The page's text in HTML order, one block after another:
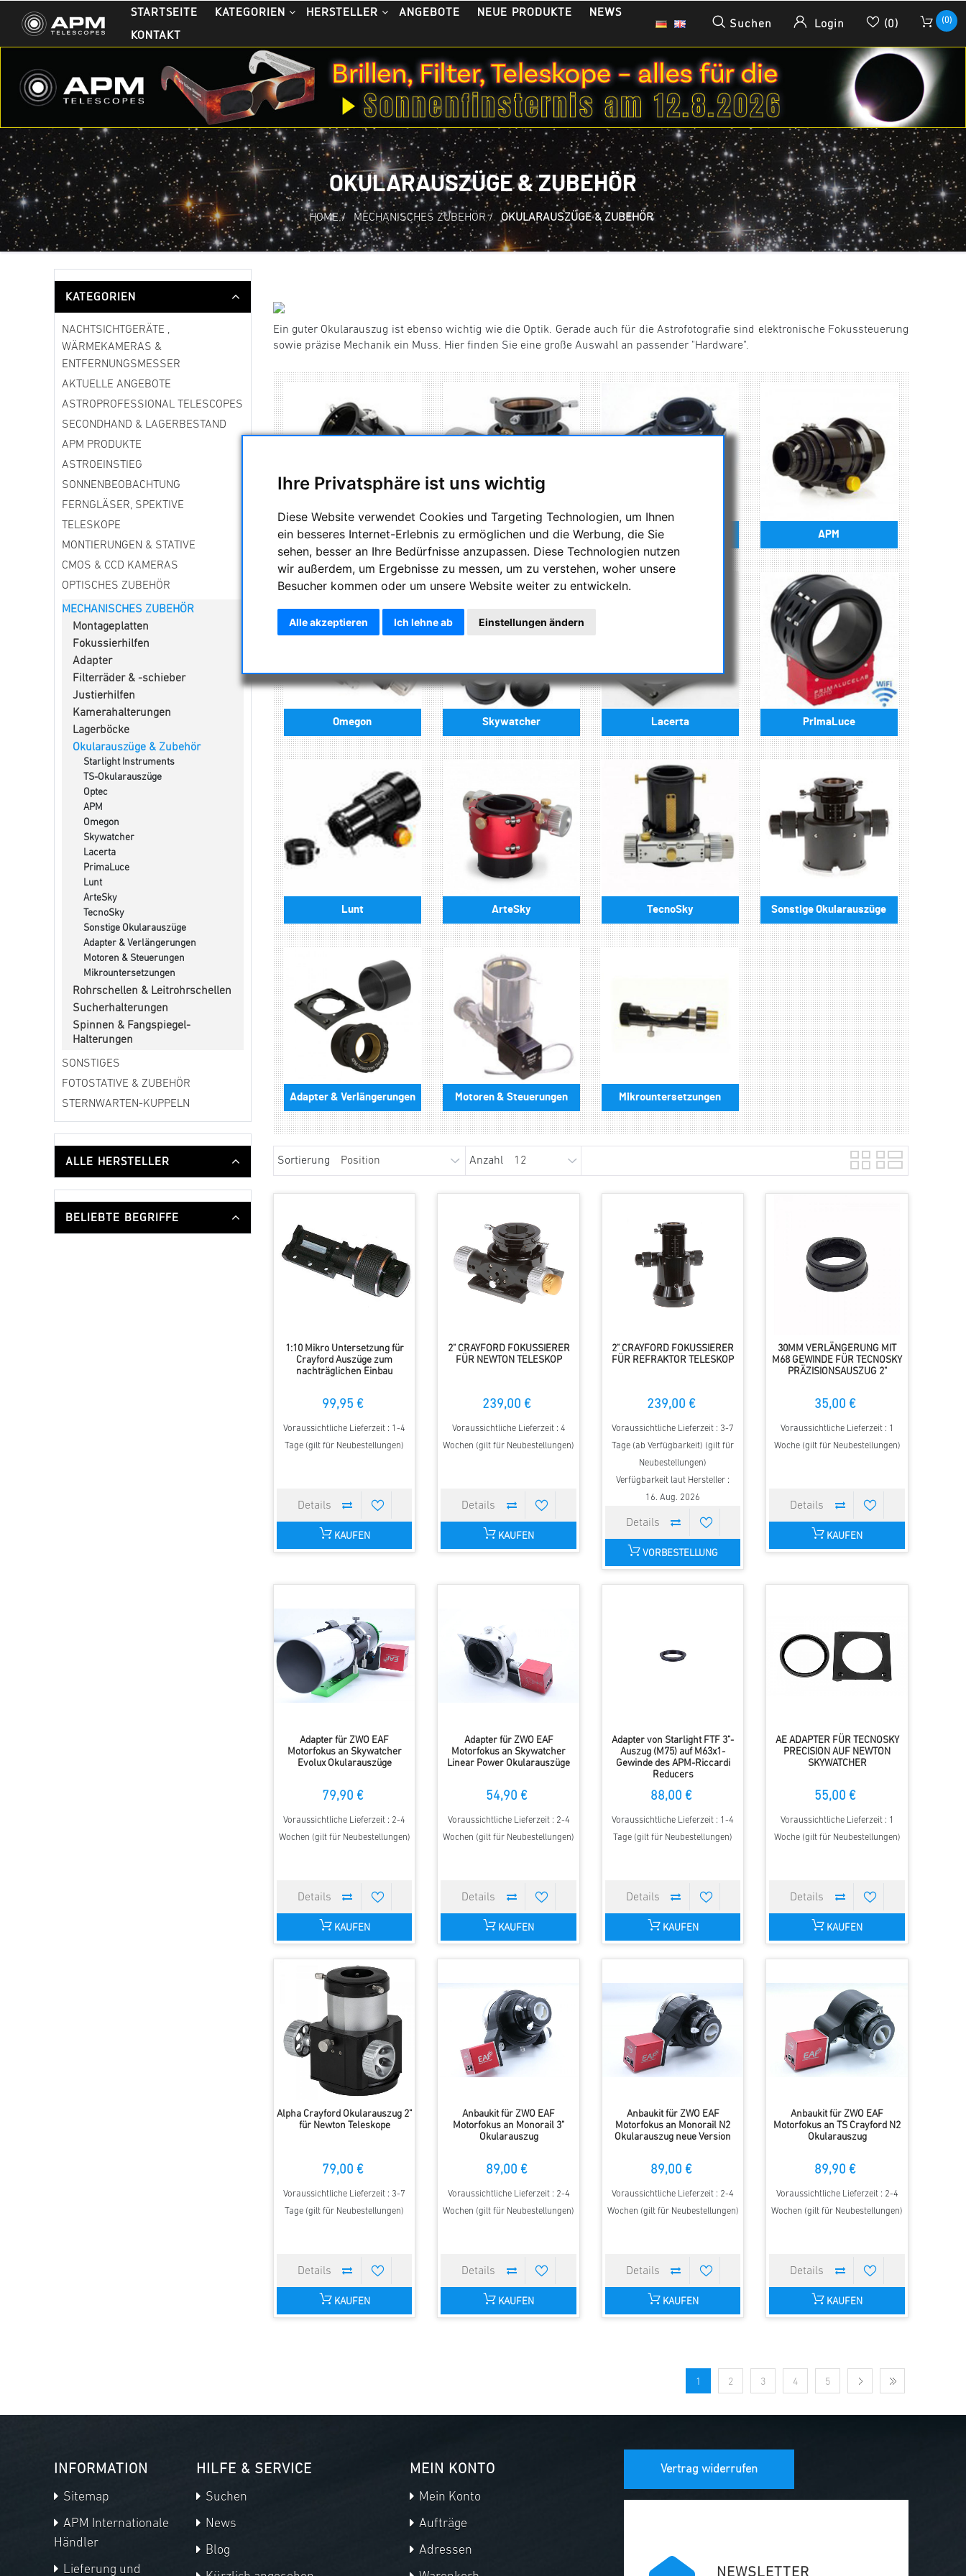
Ihre Privatsphäre ist uns wichtig
Diese Website verwendet Cookies und Targeting Technologien, um Ihnen
ein besseres Internet-Erlebnis zu ermöglichen und die Werbung, die Sie
sehen, besser an Ihre Bedürfnisse anzupassen. Diese Technologien nutzen
wir außerdem, um Ergebnisse zu messen, um zu verstehen, woher unsere
Besucher kommen oder um unsere Website weiter zu entwickeln.
Alle akzeptieren Ich lehne ab Einstellungen ändern
STARTSEITE KATEGORIEN HERSTELLER ANGEBOTE NEUE PRODUKTE
NEWS
KONTAKT
Suchen Login (0) (0)
OKULARAUSZÜGE & ZUBEHÖR
HOME / MECHANISCHES ZUBEHÖR / OKULARAUSZÜGE & ZUBEHÖR
KATEGORIEN
NACHTSICHTGERÄTE ,
WÄRMEKAMERAS &
ENTFERNUNGSMESSER
AKTUELLE ANGEBOTE
ASTROPROFESSIONAL TELESCOPES
SECONDHAND & LAGERBESTAND
APM PRODUKTE
ASTROEINSTIEG
SONNENBEOBACHTUNG
FERNGLÄSER, SPEKTIVE
TELESKOPE
MONTIERUNGEN & STATIVE
CMOS & CCD KAMERAS
OPTISCHES ZUBEHÖR
MECHANISCHES ZUBEHÖR
Montageplatten
Fokussierhilfen
Adapter
Filterräder & -schieber
Justierhilfen
Kamerahalterungen
Lagerböcke
Okularauszüge & Zubehör
Starlight Instruments
TS-Okularauszüge
Optec
APM
Omegon
Skywatcher
Lacerta
PrimaLuce
Lunt
ArteSky
TecnoSky
Sonstige Okularauszüge
Adapter & Verlängerungen
Motoren & Steuerungen
Mikrountersetzungen
Rohrschellen & Leitrohrschellen
Sucherhalterungen
Spinnen & Fangspiegel-
Halterungen
SONSTIGES
FOTOSTATIVE & ZUBEHÖR
STERNWARTEN-KUPPELN
ALLE HERSTELLER
BELIEBTE BEGRIFFE
Ein guter Okularauszug ist ebenso wichtig wie die Optik. Gerade auch für die Astrofotografie sind elektronische Fokussteuerung
sowie präzise Mechanik ein Muss. Hier finden Sie eine große Auswahl an passender "Hardware".
Starlight Instruments TS-Okularauszüge Optec APM
Omegon Skywatcher Lacerta PrimaLuce
Lunt ArteSky TecnoSky Sonstige Okularauszüge
Adapter & Verlängerungen Motoren & Steuerungen Mikrountersetzungen
Sortierung Anzahl
1:10 Mikro Untersetzung für
Crayford Auszüge zum
nachträglichen Einbau
99,95 €
Voraussichtliche Lieferzeit : 1-4
Tage (gilt für Neubestellungen)
KAUFEN
2" CRAYFORD FOKUSSIERER
FÜR NEWTON TELESKOP
239,00 €
Voraussichtliche Lieferzeit : 4
Wochen (gilt für Neubestellungen)
KAUFEN
2" CRAYFORD FOKUSSIERER
FÜR REFRAKTOR TELESKOP
239,00 €
Voraussichtliche Lieferzeit : 3-7
Tage (ab Verfügbarkeit) (gilt für
Neubestellungen)
Verfügbarkeit laut Hersteller :
16. Aug. 2026
VORBESTELLUNG
30MM VERLÄNGERUNG MIT
M68 GEWINDE FÜR TECNOSKY
PRÄZISIONSAUSZUG 2"
35,00 €
Voraussichtliche Lieferzeit : 1
Woche (gilt für Neubestellungen)
KAUFEN
Adapter für ZWO EAF
Motorfokus an Skywatcher
Evolux Okularauszüge
79,90 €
Voraussichtliche Lieferzeit : 2-4
Wochen (gilt für Neubestellungen)
KAUFEN
Adapter für ZWO EAF
Motorfokus an Skywatcher
Linear Power Okularauszüge
54,90 €
Voraussichtliche Lieferzeit : 2-4
Wochen (gilt für Neubestellungen)
KAUFEN
Adapter von Starlight FTF 3"-
Auszug (M75) auf M63x1-
Gewinde des APM-Riccardi
Reducers
88,00 €
Voraussichtliche Lieferzeit : 1-4
Tage (gilt für Neubestellungen)
KAUFEN
AE ADAPTER FÜR TECNOSKY
PRECISION AUF NEWTON
SKYWATCHER
55,00 €
Voraussichtliche Lieferzeit : 1
Woche (gilt für Neubestellungen)
KAUFEN
Alpha Crayford Okularauszug 2"
für Newton Teleskope
79,00 €
Voraussichtliche Lieferzeit : 3-7
Tage (gilt für Neubestellungen)
KAUFEN
Anbaukit für ZWO EAF
Motorfokus an Monorail 3"
Okularauszug
89,00 €
Voraussichtliche Lieferzeit : 2-4
Wochen (gilt für Neubestellungen)
KAUFEN
Anbaukit für ZWO EAF
Motorfokus an Monorail N2
Okularauszug neue Version
89,00 €
Voraussichtliche Lieferzeit : 2-4
Wochen (gilt für Neubestellungen)
KAUFEN
Anbaukit für ZWO EAF
Motorfokus an TS Crayford N2
Okularauszug
89,90 €
Voraussichtliche Lieferzeit : 2-4
Wochen (gilt für Neubestellungen)
KAUFEN
1 2 3 4 5
INFORMATION
Sitemap
APM Internationale
Händler
Lieferung und
HILFE & SERVICE
Suchen
News
Blog
MEIN KONTO
Mein Konto
Aufträge
Adressen
Vertrag widerrufen